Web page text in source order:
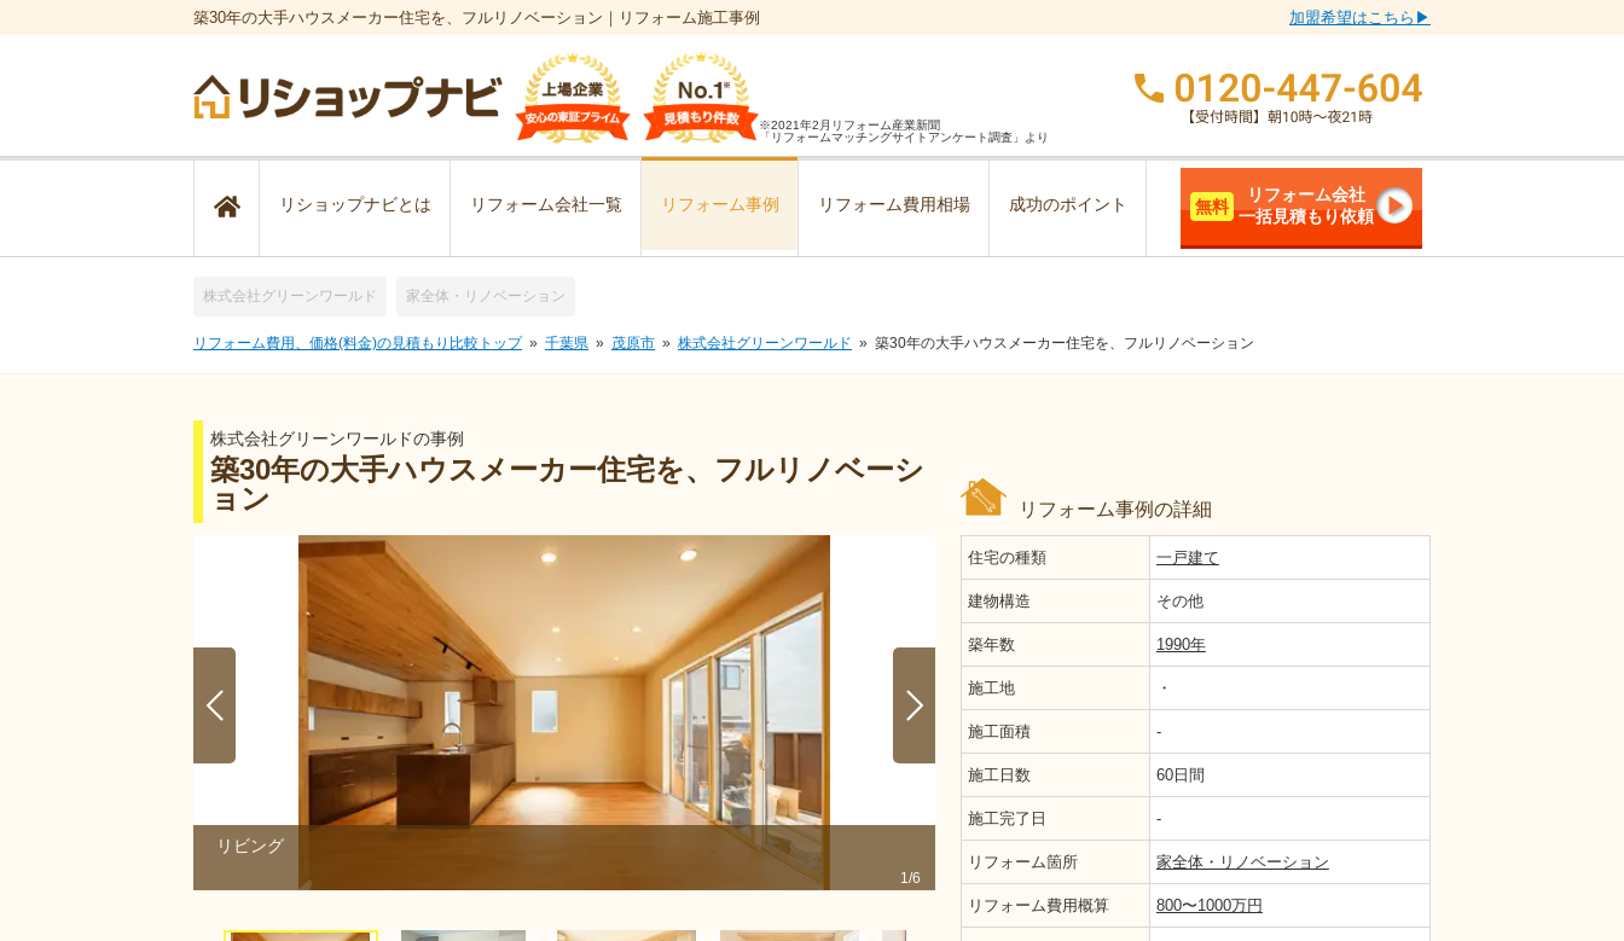
築30年の大手ハウスメーカー住宅を、フルリノベーション｜リフォーム施工事例 加盟希望はこちら▶
※2021年2月リフォーム産業新聞
「リフォームマッチングサイトアンケート調査」より
リショップナビとは リフォーム会社一覧 リフォーム事例 リフォーム費用相場 成功のポイント 無料
リフォーム会社
一括見積もり依頼
株式会社グリーンワールド 家全体・リノベーション
リフォーム費用、価格(料金)の見積もり比較トップ 千葉県 茂原市 株式会社グリーンワールド 築30年の大手ハウスメーカー住宅を、フルリノベーション
株式会社グリーンワールドの事例
築30年の大手ハウスメーカー住宅を、フルリノベーシ
ョン
リフォーム事例の詳細
リビング
1/6
リビング前
住宅の種類 一戸建て
建物構造 その他
築年数 1990年
施工地 ・
施工面積 -
施工日数 60日間
施工完了日 -
リフォーム箇所 家全体・リノベーション
リフォーム費用概算 800〜1000万円